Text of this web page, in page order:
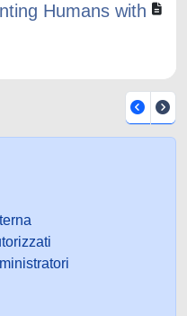
Humans with